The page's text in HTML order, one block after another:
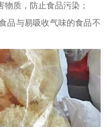
质，防止食品污染；
品与易吸收气味的食品不